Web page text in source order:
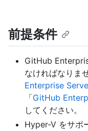
前提条件
GitHub
なければなりま
Enterprise
「GitHub
してください。
Hyper-V をサポ